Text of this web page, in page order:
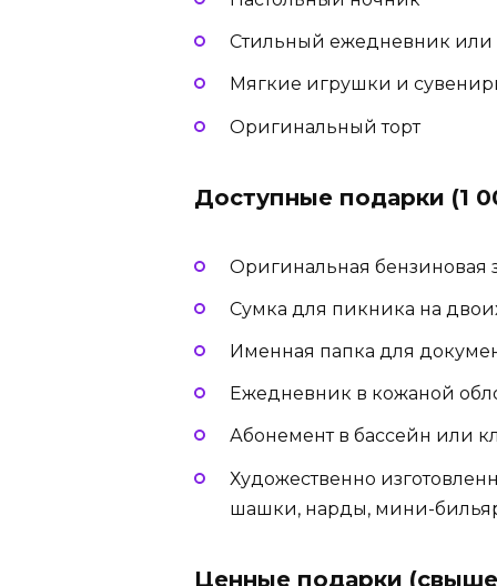
Стильный ежедневник или
Мягкие игрушки и
Оригинальный торт
Доступные подарки (1
Оригинальная бензиновая
Сумка для пикника на
Именная папка для
Ежедневник в кожаной
Абонемент в бассейн или
Художественно
шашки, нарды, мини-
Ценные подарки